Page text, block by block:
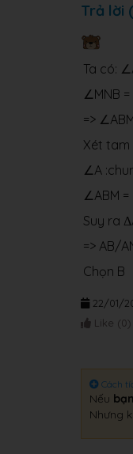
Trả lời
Ta có:
∠MNB
=>
Xét tam
∠A
∠ABM
Suy ra
=> AB/
Chọn B
22/01/
Like (0)
Cách
Nếu
Nhưng